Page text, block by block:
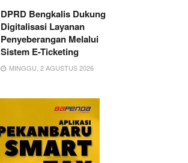
DPRD Bengkalis Dukung
Digitalisasi Layanan
Penyeberangan Melalui
Sistem E-Ticketing
MINGGU, 2 AGUSTUS 2026